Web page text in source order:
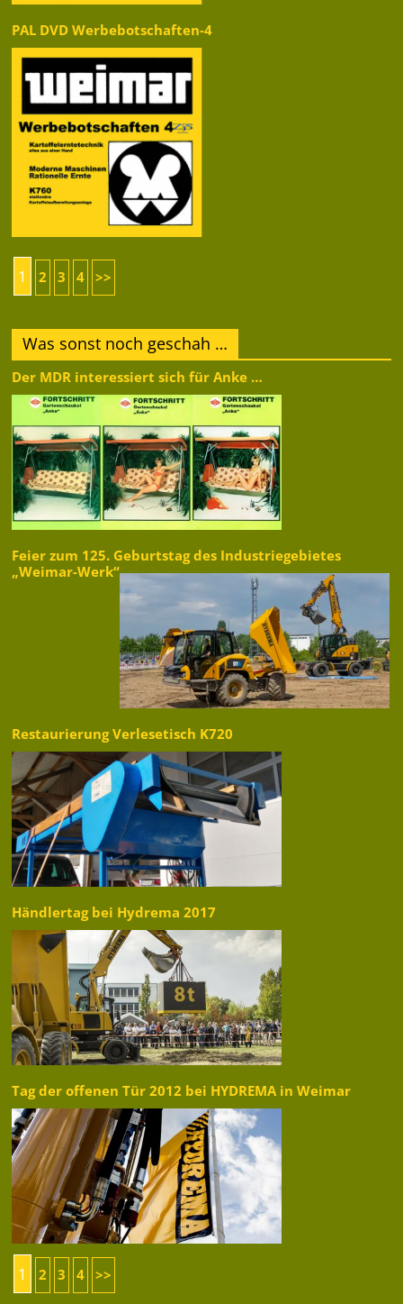
PAL DVD Werbebotschaften-4
1 2 3 4 >>
Was sonst noch geschah …
Der MDR interessiert sich für Anke …
Feier zum 125. Geburtstag des Industriegebietes
„Weimar-Werk“
Restaurierung Verlesetisch K720
Händlertag bei Hydrema 2017
Tag der offenen Tür 2012 bei HYDREMA in Weimar
1 2 3 4 >>